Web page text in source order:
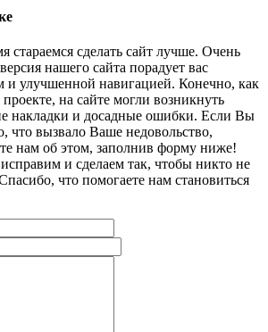
стараемся сделать сайт лучше. Очень
нашего сайта порадует вас
и улучшенной навигацией. Конечно, как
на сайте могли возникнуть
накладки и досадные ошибки. Если Вы
что вызвало Ваше недовольство,
нам об этом, заполнив форму ниже!
и сделаем так, чтобы никто не
что помогаете нам становиться